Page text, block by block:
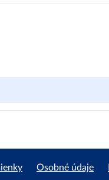
Osobné údaje